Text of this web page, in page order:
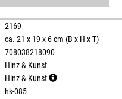
2169
ca. 21 x 19 x 6 cm (B x H x T)
708038218090
Hinz & Kunst
Hinz & Kunst
hk-085